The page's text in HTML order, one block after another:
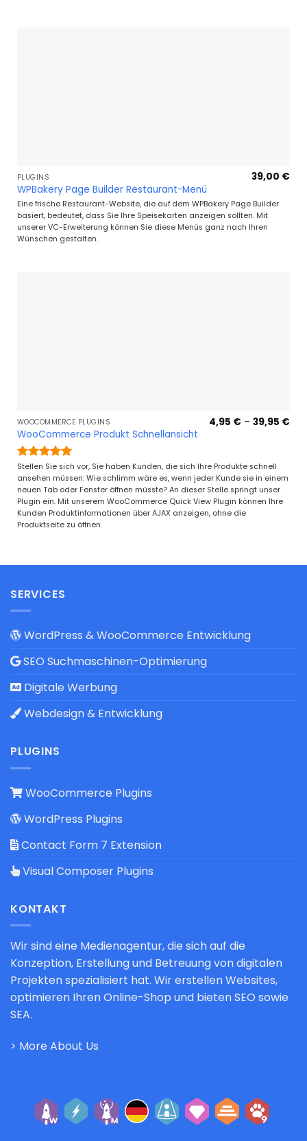
PLUGINS
WPBakery Page Builder Restaurant-Menü
39,00 €
Eine frische Restaurant-Website, die auf dem WPBakery Page Builder
basiert, bedeutet, dass Sie Ihre Speisekarten anzeigen sollten. Mit
unserer VC-Erweiterung können Sie diese Menüs ganz nach Ihren
Wünschen gestalten.
WOOCOMMERCE PLUGINS
WooCommerce Produkt Schnellansicht
Bewertet
mit5 von
5
4,95 € –39,95 €
Stellen Sie sich vor, Sie haben Kunden, die sich Ihre Produkte schnell
ansehen müssen: Wie schlimm wäre es, wenn jeder Kunde sie in einem
neuen Tab oder Fenster öffnen müsste? An dieser Stelle springt unser
Plugin ein. Mit unserem WooCommerce Quick View Plugin können Ihre
Kunden Produktinformationen über AJAX anzeigen, ohne die
Produktseite zu öffnen.
SERVICES
WordPress & WooCommerce Entwicklung
SEO Suchmaschinen-Optimierung
Digitale Werbung
Webdesign & Entwicklung
PLUGINS
WooCommerce Plugins
WordPress Plugins
Contact Form 7 Extension
Visual Composer Plugins
KONTAKT
Wir sind eine Medienagentur, die sich auf die
Konzeption, Erstellung und Betreuung von digitalen
Projekten spezialisiert hat. Wir erstellen Websites,
optimieren Ihren Online-Shop und bieten SEO sowie
SEA.
> More About Us